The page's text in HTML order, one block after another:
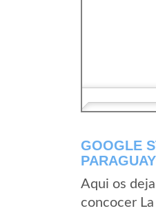
GOOGLE
PARAGUAY
Aqui os
concocer